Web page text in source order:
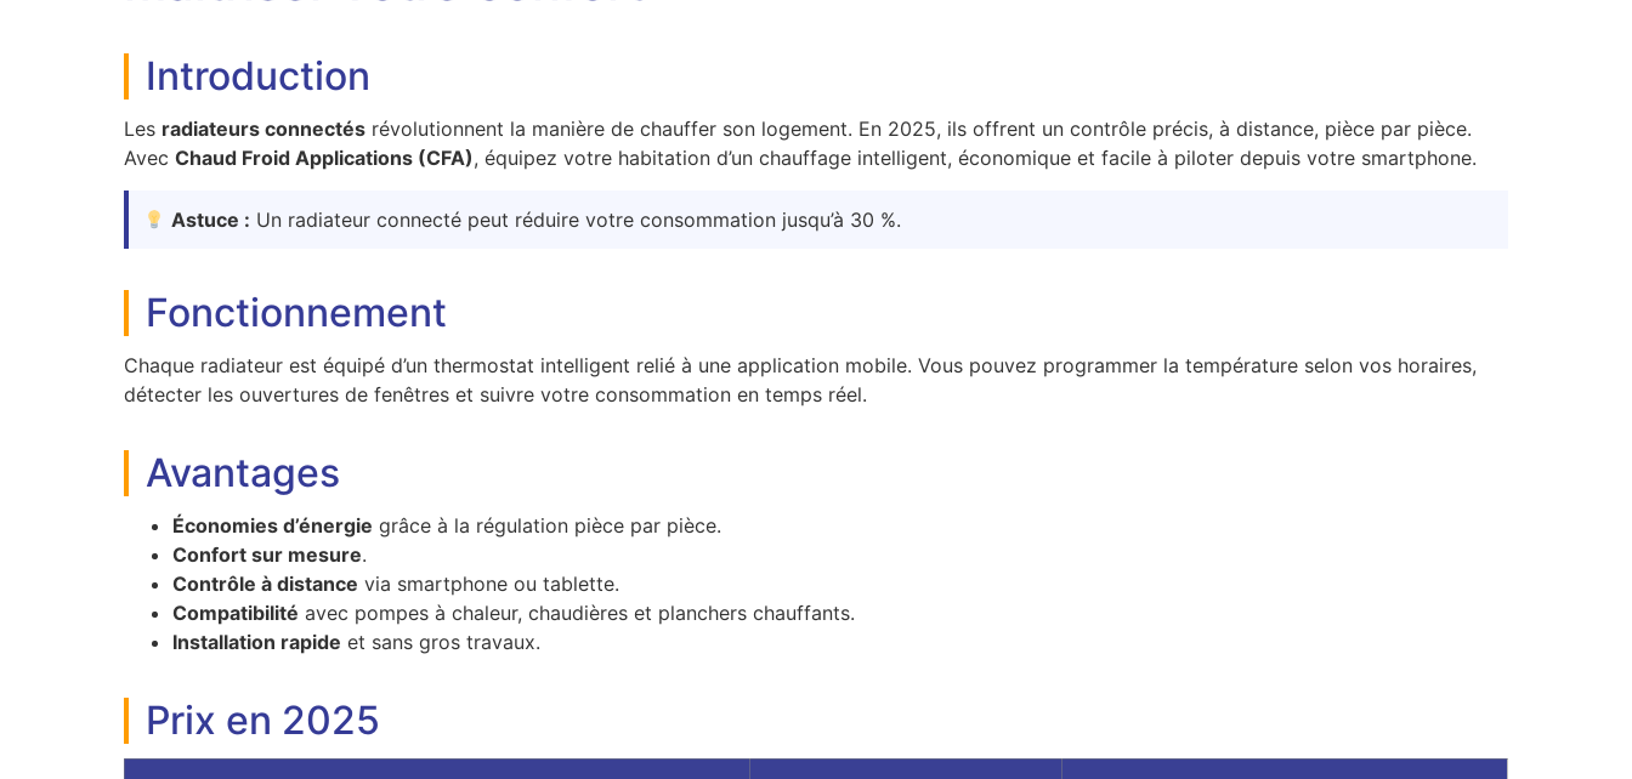
Introduction
Les radiateurs connectés révolutionnent la manière de chauffer son logement. En 2025, ils offrent un contrôle précis, à distance, pièce par pièce.
Avec Chaud Froid Applications (CFA), équipez votre habitation d’un chauffage intelligent, économique et facile à piloter depuis votre smartphone.
Astuce : Un radiateur connecté peut réduire votre consommation jusqu’à 30 %.
Fonctionnement
Chaque radiateur est équipé d’un thermostat intelligent relié à une application mobile. Vous pouvez programmer la température selon vos horaires,
détecter les ouvertures de fenêtres et suivre votre consommation en temps réel.
Avantages
Économies d’énergie grâce à la régulation pièce par pièce.
Confort sur mesure.
Contrôle à distance via smartphone ou tablette.
Compatibilité avec pompes à chaleur, chaudières et planchers chauffants.
Installation rapide et sans gros travaux.
Prix en 2025